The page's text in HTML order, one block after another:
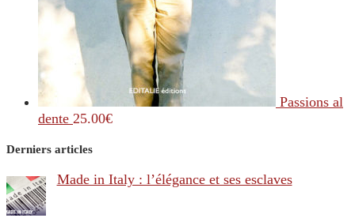
Passions al
dente 25.00€
Derniers articles
Made in Italy : l’élégance et ses esclaves